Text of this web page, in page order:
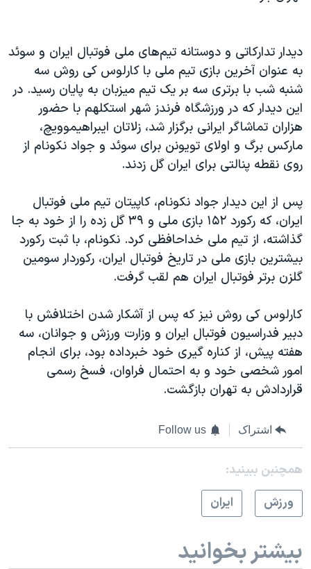
همایش محافظه‌کاران آمریکا «سی‌پک»
صفحه‌های ویژه
سفر پرزیدنت ترامپ به چین
دیدار تدارکاتی و دوستانه تیم‌های ملی فوتبال ایران و سوئد
به عنوان آخرین بازی تیم ملی با کارلوس کی روش سه
شنبه شب با برتری سه بر یک تیم میزبان به پایان رسید. در
این دیدار که در ورزشگاه فرندز شهر استکلهم با حضور
هزاران تماشاگر ایرانی برگزار شد، زلاتان ایبراهیموویچ،
مارکس برگ و اولای تویونن برای سوئد و جواد نکونام از
روی نقطه پنالتی برای ایران گل زدند.
پس از این دیدار جواد نکونام، کاپیتان تیم ملی فوتبال
ایران، که رکورد ۱۵۲ بازی ملی و ۳۹ گل زده را از خود به جا
گذاشته، از تیم ملی خداحافظی کرد. نکونام، با ثبت رکورد
بیشترین بازی ملی در تاریخ فوتبال ایران، رکوردار سومین
گلزن برتر فوتبال ایران هم لقب گرفت.
کارلوس کی روش نیز که پس از آشکار شدن اختلافش با
دبیر فدراسیون فوتبال ایران و وزارت ورزش و جوانان، سه
هفته پیش، از کناره گیری خود خبرداده بود، برای انجام
امور شخصی خود و به احتمال فراوان، فسخ رسمی
قراردادش به تهران بازگشت.
اشتراک Follow us
همچنبن ببینید:
ورزش
ايران
بیشتر بخوانید